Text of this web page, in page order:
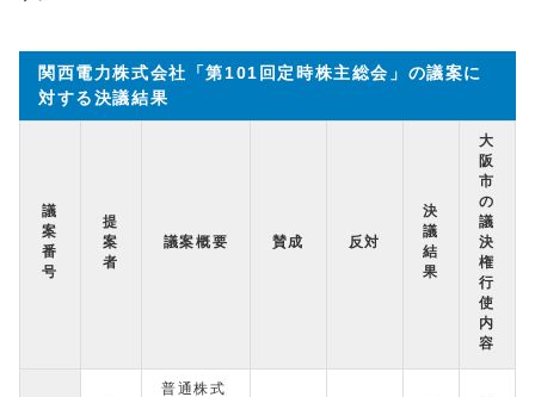
関西電力株式会社「第101回定時株主総会」の議案に
対する決議結果
議
案
番
号
提
案
者
議案概要 賛成 反対
決
議
結
果
大
阪
市
の
議
決
権
行
使
内
容
普通株式